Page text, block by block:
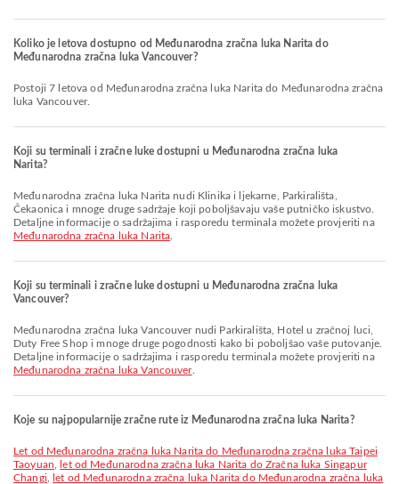
Koliko je letova dostupno od Međunarodna zračna luka Narita do
Međunarodna zračna luka Vancouver?
Postoji 7 letova od Međunarodna zračna luka Narita do Međunarodna zračna
luka Vancouver.
Koji su terminali i zračne luke dostupni u Međunarodna zračna luka
Narita?
Međunarodna zračna luka Narita nudi Klinika i ljekarne, Parkirališta,
Čekaonica i mnoge druge sadržaje koji poboljšavaju vaše putničko iskustvo.
Detaljne informacije o sadržajima i rasporedu terminala možete provjeriti na
Međunarodna zračna luka Narita
Koji su terminali i zračne luke dostupni u Međunarodna zračna luka
Vancouver?
Međunarodna zračna luka Vancouver nudi Parkirališta, Hotel u zračnoj luci,
Duty Free Shop i mnoge druge pogodnosti kako bi poboljšao vaše putovanje.
Detaljne informacije o sadržajima i rasporedu terminala možete provjeriti na
Međunarodna zračna luka Vancouver.
Koje su najpopularnije zračne rute iz Međunarodna zračna luka Narita?
let od Međunarodna zračna luka Narita do Međunarodna zračna luka Taipei
Taoyuan
let od Međunarodna zračna luka Narita do Zračna luka Singapur
Changi
let od Međunarodna zračna luka Narita do Međunarodna zračna luka